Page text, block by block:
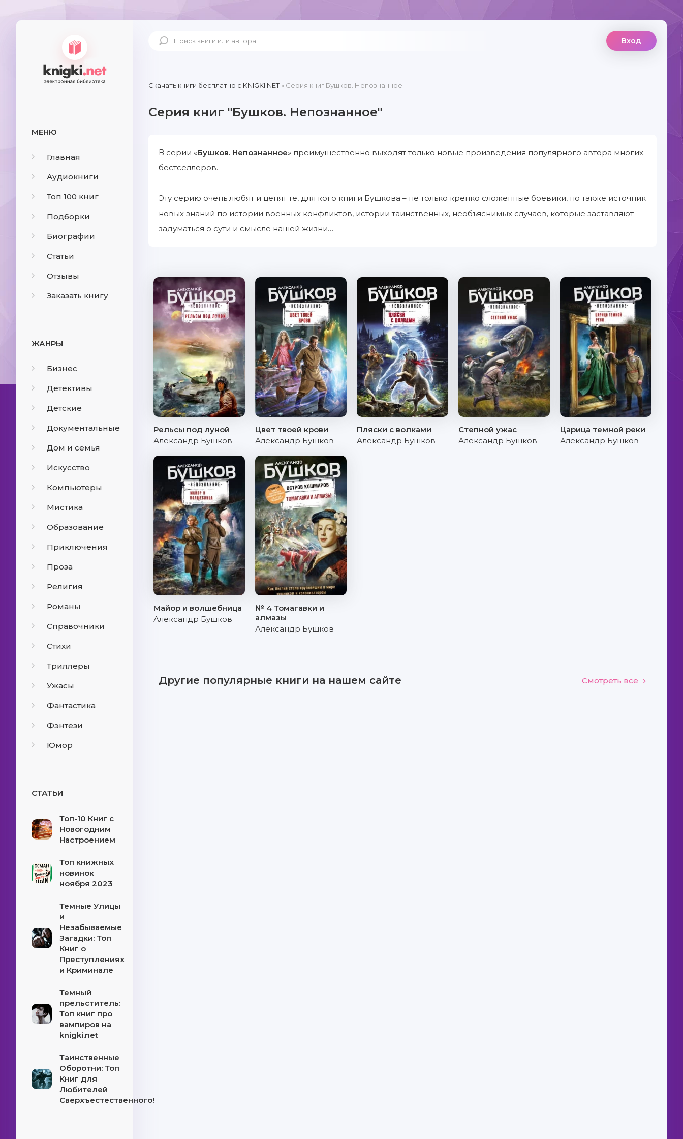
МЕНЮ
Главная
Аудиокниги
Топ 100 книг
Подборки
Биографии
Статьи
Отзывы
Заказать книгу
ЖАНРЫ
Бизнес
Детективы
Детские
Документальные
Дом и семья
Искусство
Компьютеры
Мистика
Образование
Приключения
Проза
Религия
Романы
Справочники
Стихи
Триллеры
Ужасы
Фантастика
Фэнтези
Юмор
СТАТЬИ
Топ-10 Книг с
Новогодним
Настроением
Топ книжных
новинок
ноября 2023
Темные Улицы
и
Незабываемые
Загадки: Топ
Книг о
Преступлениях
и Криминале
Темный
прельститель:
Топ книг про
вампиров на
knigki.net
Таинственные
Оборотни: Топ
Книг для
Любителей
Сверхъестественного!
Вход
Скачать книги бесплатно c KNIGKI.NET» Серия книг Бушков. Непознанное
Серия книг "Бушков. Непознанное"
В серии «Бушков. Непознанное» преимущественно выходят только новые произведения популярного автора многих
бестселлеров.
Эту серию очень любят и ценят те, для кого книги Бушкова – не только крепко сложенные боевики, но также источник
новых знаний по истории военных конфликтов, истории таинственных, необъяснимых случаев, которые заставляют
задуматься о сути и смысле нашей жизни…
Рельсы под луной
Александр Бушков
Цвет твоей крови
Александр Бушков
Пляски с волками
Александр Бушков
Степной ужас
Александр Бушков
Царица темной реки
Александр Бушков
Майор и волшебница
Александр Бушков
№ 4 Томагавки и
алмазы
Александр Бушков
Другие популярные книги на нашем сайте Смотреть все